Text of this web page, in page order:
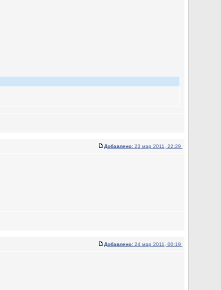
Добавлено: 23 мар 2011, 22:29
Добавлено: 24 мар 2011, 00:19